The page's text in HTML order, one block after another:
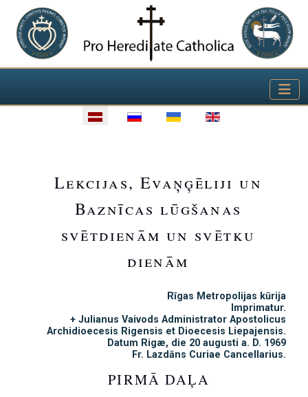
Izvēlieties valodu
Lekcijas, Evaņģēliji un
Baznīcas lūgšanas
svētdienām un svētku
dienām
Rīgas Metropolijas kūrija
Imprimatur.
+ Julianus Vaivods Administrator Apostolicus
Archidioecesis Rigensis et Dioecesis Liepajensis.
Datum Rigæ, die 20 augusti a. D. 1969
Fr. Lazdāns Curiae Cancellarius.
PIRMĀ DAĻA